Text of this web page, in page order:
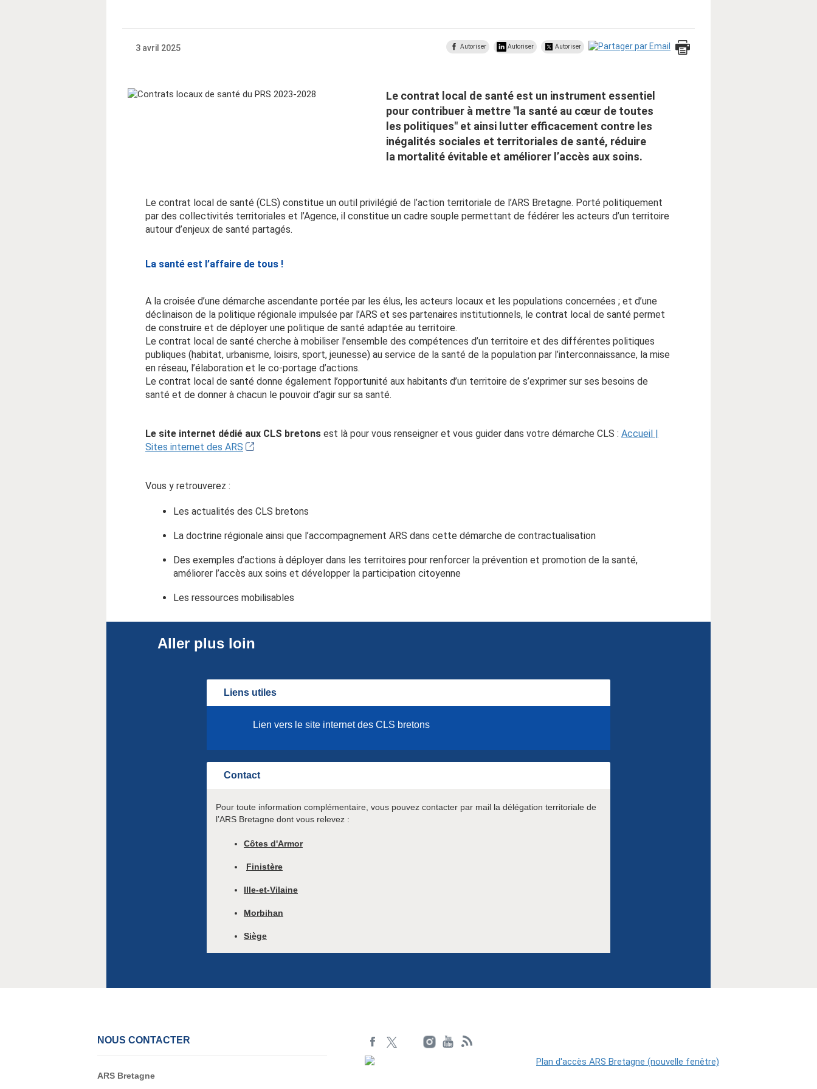
3 avril 2025 Autoriser Autoriser Autoriser
Le contrat local de santé est un instrument essentiel
pour contribuer à mettre "la santé au cœur de toutes
les politiques" et ainsi lutter efficacement contre les
inégalités sociales et territoriales de santé, réduire
la mortalité évitable et améliorer l’accès aux soins.
Le contrat local de santé (CLS) constitue un outil privilégié de l’action territoriale de l’ARS Bretagne. Porté politiquement
par des collectivités territoriales et l’Agence, il constitue un cadre souple permettant de fédérer les acteurs d’un territoire
autour d’enjeux de santé partagés.
La santé est l’affaire de tous !
A la croisée d’une démarche ascendante portée par les élus, les acteurs locaux et les populations concernées ; et d’une
déclinaison de la politique régionale impulsée par l’ARS et ses partenaires institutionnels, le contrat local de santé permet
de construire et de déployer une politique de santé adaptée au territoire.
Le contrat local de santé cherche à mobiliser l’ensemble des compétences d’un territoire et des différentes politiques
publiques (habitat, urbanisme, loisirs, sport, jeunesse) au service de la santé de la population par l’interconnaissance, la mise
en réseau, l’élaboration et le co-portage d’actions.
Le contrat local de santé donne également l’opportunité aux habitants d’un territoire de s’exprimer sur ses besoins de
santé et de donner à chacun le pouvoir d’agir sur sa santé.
Le site internet dédié aux CLS bretons est là pour vous renseigner et vous guider dans votre démarche CLS : Accueil |
Sites internet des ARS
Vous y retrouverez :
Les actualités des CLS bretons
La doctrine régionale ainsi que l’accompagnement ARS dans cette démarche de contractualisation
Des exemples d’actions à déployer dans les territoires pour renforcer la prévention et promotion de la santé,
améliorer l’accès aux soins et développer la participation citoyenne
Les ressources mobilisables
Aller plus loin
Liens utiles
Lien vers le site internet des CLS bretons
Contact
Pour toute information complémentaire, vous pouvez contacter par mail la délégation territoriale de
l’ARS Bretagne dont vous relevez :
Côtes d'Armor
Finistère
Ille-et-Vilaine
Morbihan
Siège
NOUS CONTACTER
ARS Bretagne